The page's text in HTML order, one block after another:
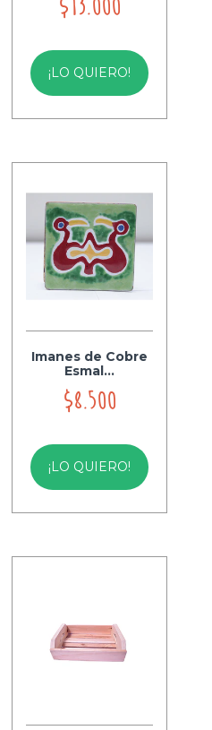
$13.000
¡LO QUIERO!
Imanes de Cobre
Esmal...
$8.500
¡LO QUIERO!